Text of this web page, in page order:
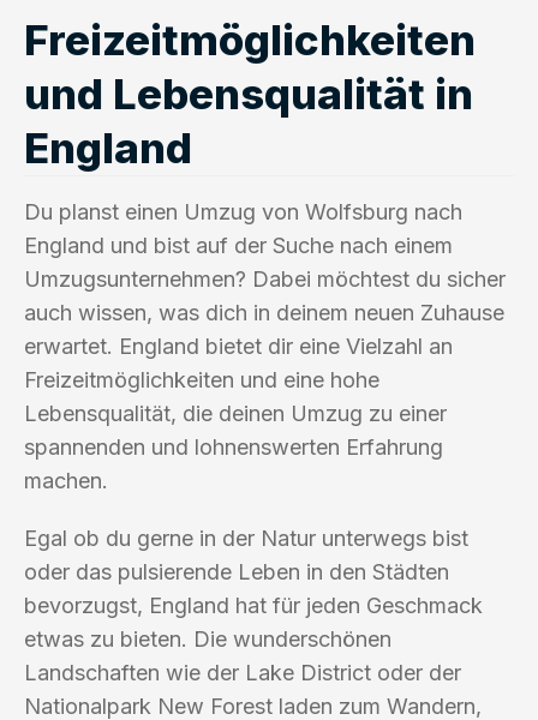
Freizeitmöglichkeiten
und Lebensqualität in
England
Du planst einen Umzug von Wolfsburg nach
England und bist auf der Suche nach einem
Umzugsunternehmen? Dabei möchtest du sicher
auch wissen, was dich in deinem neuen Zuhause
erwartet. England bietet dir eine Vielzahl an
Freizeitmöglichkeiten und eine hohe
Lebensqualität, die deinen Umzug zu einer
spannenden und lohnenswerten Erfahrung
machen.
Egal ob du gerne in der Natur unterwegs bist
oder das pulsierende Leben in den Städten
bevorzugst, England hat für jeden Geschmack
etwas zu bieten. Die wunderschönen
Landschaften wie der Lake District oder der
Nationalpark New Forest laden zum Wandern,